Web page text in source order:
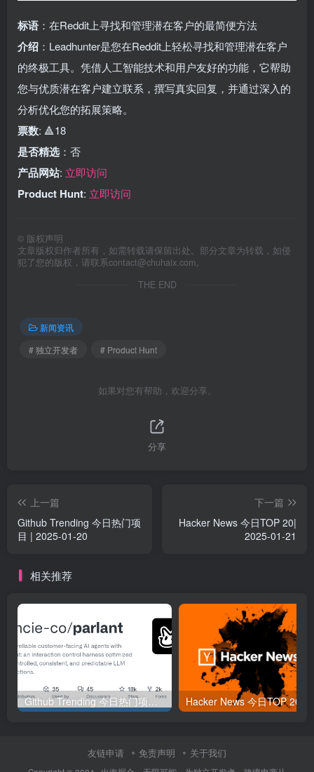
标语 ：在Reddit上寻找和管理潜在客户的最简便方法
介绍 ：Leadhunter是您在Reddit上轻松寻找和管理潜在客户
的终极工具。凭借人工智能技术和用户友好的功能，它帮助
您与优质潜在客户建立联系，撰写真实回复，并通过深入的
分析优化您的拓展策略。
票数: 🔺18
是否精选 ：否
产品网站: 立即访问
Product Hunt: 立即访问
© 版权声明
文章版权归作者所有，如需转载请保留出处。部分文章为转载，如侵
犯了您的版权，请联系contact@chuhaix.com。
THE END
新闻资讯
# 独立开发者
# Product Hunt
如果对您有帮助，欢迎分享。
分享
上一篇
Github Trending 今日热门项
目 | 2025-01-20
下一篇
Hacker News 今日TOP 20|
2025-01-21
相关推荐
Github Trending 今日热门项目 | 2025-09-06
友链申请 免责声明 关于我们